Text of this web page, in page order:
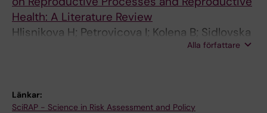
Health: A Literature Review
Hlisnikova H; Petrovicova I; Kolena B; Sidlovska
Alla författare
Länkar:
SciRAP - Science in Risk Assessment and Policy